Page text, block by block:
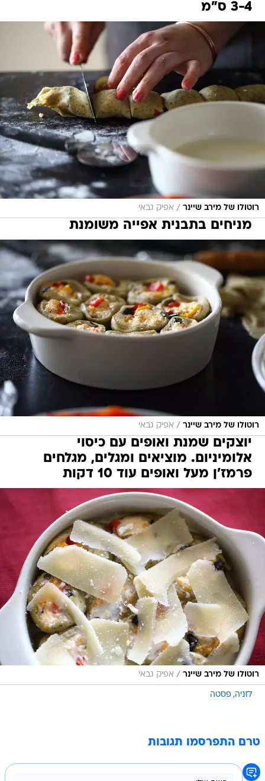
3-4 ס"מ
רוטולו של מירב שיינר / אפיק גבאי
מניחים בתבנית אפייה משומנת
רוטולו של מירב שיינר / אפיק גבאי
יוצקים שמנת ואופים עם כיסוי
אלומיניום. מוציאים ומגלים, מגלחים
פרמז'ן מעל ואופים עוד 10 דקות
רוטולו של מירב שיינר / אפיק גבאי
לזניה פסטה
טרם התפרסמו תגובות